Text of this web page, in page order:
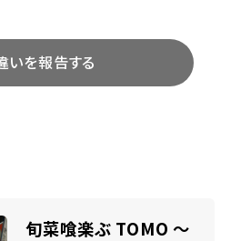
いを報告する
旬菜喰楽ぶ TOMO ～